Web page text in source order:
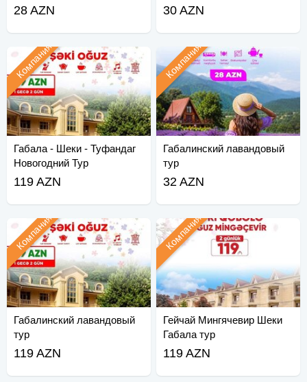
28 AZN 30 AZN
Габала - Шеки - Туфандаг
Новогодний Тур
Компания
119 AZN
Габалинский лавандовый
тур
Компания
32 AZN
Габалинский лавандовый
тур
Компания
119 AZN
Гейчай Мингячевир Шеки
Габала тур
Компания
119 AZN